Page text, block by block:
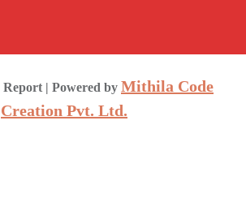
| Powered by Mithila Code
Creation Pvt. Ltd.